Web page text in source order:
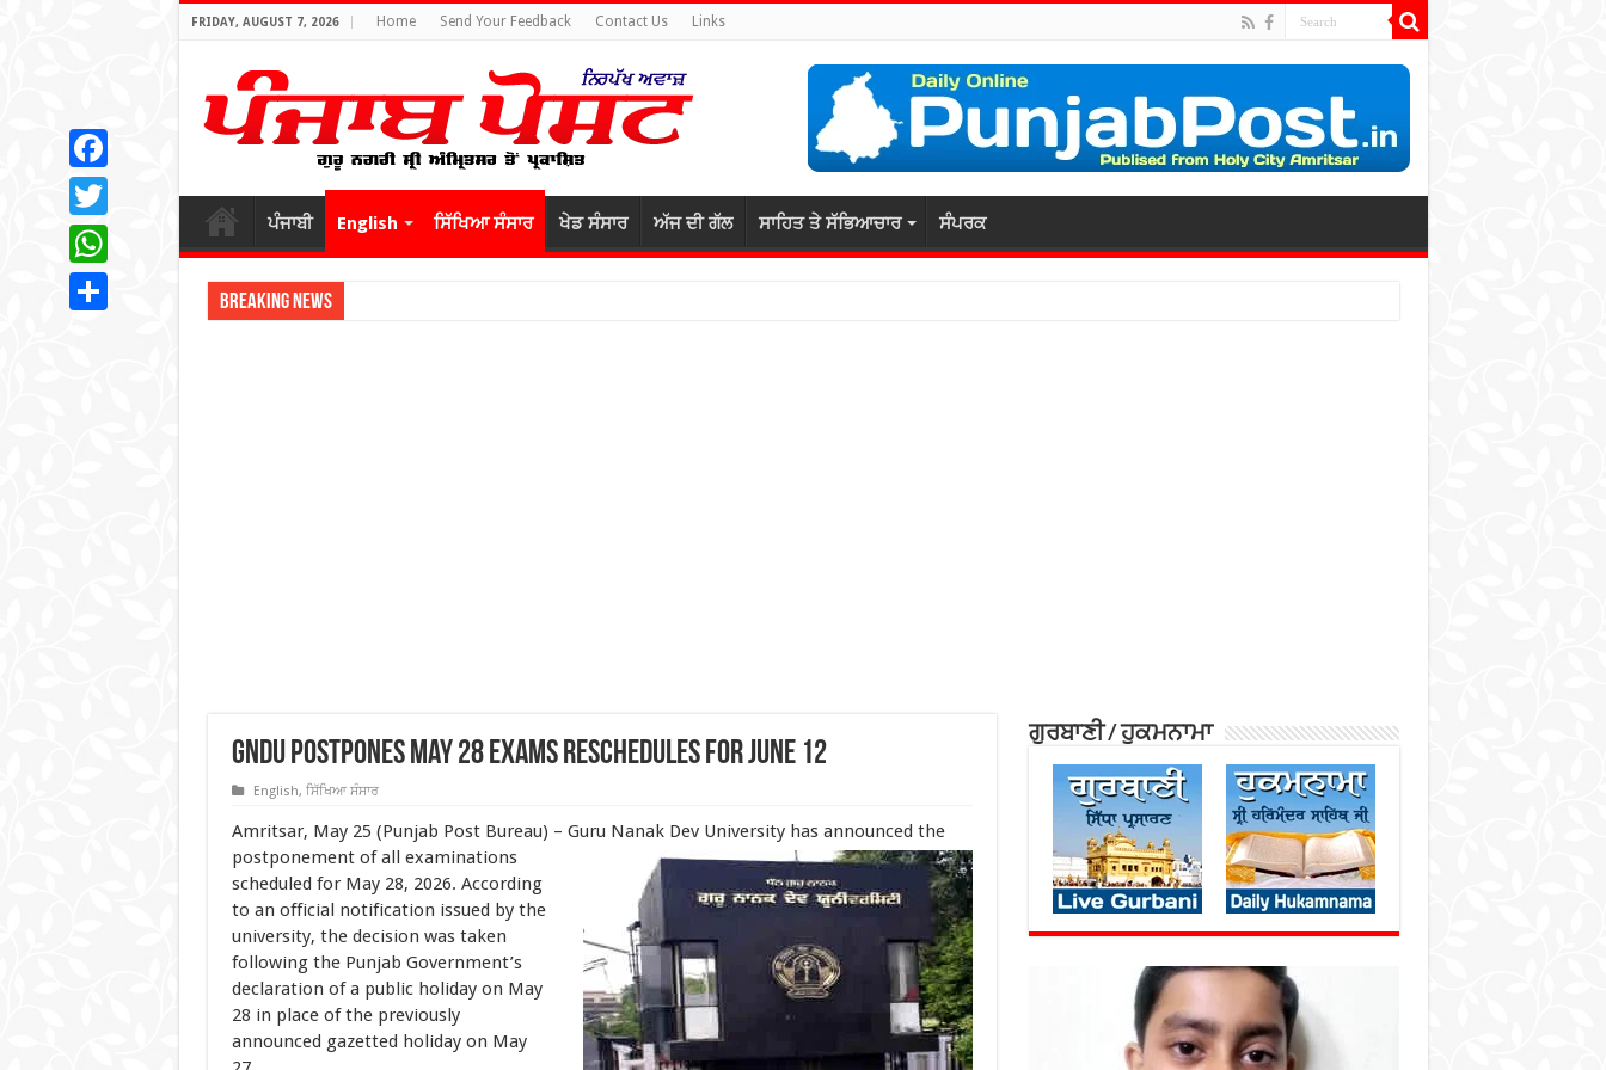
FRIDAY, AUGUST 7, 2026 Home Send Your Feedback Contact Us Links
ਪੰਜਾਬੀ English ਸਿੱਖਿਆ ਸੰਸਾਰ ਖੇਡ ਸੰਸਾਰ ਅੱਜ ਦੀ ਗੱਲ ਸਾਹਿਤ ਤੇ ਸੱਭਿਆਚਾਰ ਸੰਪਰਕ
Breaking News
GNDU Postpones May 28 exams reschedules for June 12
English, ਸਿੱਖਿਆ ਸੰਸਾਰ
Amritsar, May 25 (Punjab Post Bureau) – Guru Nanak Dev University has announced the
postponement of all examinations
scheduled for May 28, 2026. According
to an official notification issued by the
university, the decision was taken
following the Punjab Government’s
declaration of a public holiday on May
28 in place of the previously
announced gazetted holiday on May
ਗੁਰਬਾਣੀ / ਹੁਕਮਨਾਮਾ
Facebook
Twitter
WhatsApp